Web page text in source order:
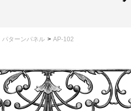
パターンパネル AP-102